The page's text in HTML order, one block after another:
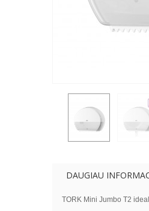
DAUGIAU
TORK Mini Jumbo T2